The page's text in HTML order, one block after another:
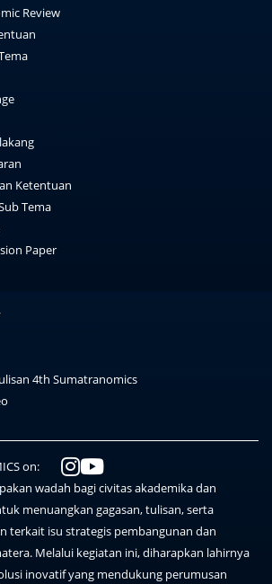
Review
Ketentuan
Tema
Paper
4th Sumatranomics
on:
wadah bagi civitas akademika dan
menuangkan gagasan, tulisan, serta
terkait isu strategis pembangunan dan
Melalui kegiatan ini, diharapkan lahirnya
inovatif yang mendukung perumusan